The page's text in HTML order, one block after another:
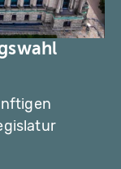
n
–
s